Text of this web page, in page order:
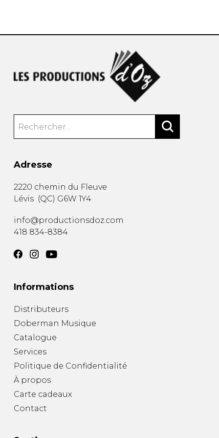
Adresse
2220 chemin du Fleuve
Lévis (QC) G6W 1Y4
info@productionsdoz.com
418 834-8384
Informations
Distributeurs
Doberman Musique
Catalogue
Services
Politique de Confidentialité
À propos
Carte cadeaux
Contact